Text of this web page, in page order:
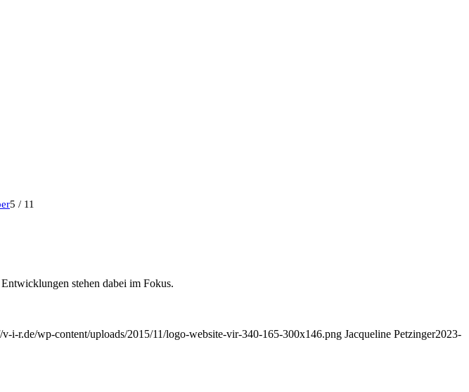
5 / 11
stehen dabei im Fokus.
v-i-r.de/wp-content/uploads/2015/11/logo-website-vir-340-165-300x146.png Jacqueline Petzinger2023-